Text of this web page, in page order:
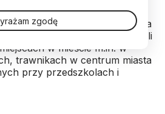
i studenci wyruszyli w
o powierzchni jednego metra
materiałem obmiatali
w mieście m.in. w
trawnikach w centrum miasta
przy przedszkolach i
zgodę